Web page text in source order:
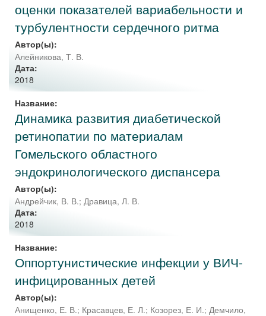
оценки показателей вариабельности и
турбулентности сердечного ритма
Автор(ы):
Алейникова, Т. В.
Дата:
2018
Название:
Динамика развития диабетической
ретинопатии по материалам
Гомельского областного
эндокринологического диспансера
Автор(ы):
Андрейчик, В. В.; Дравица, Л. В.
Дата:
2018
Название:
Оппортунистические инфекции у ВИЧ-
инфицированных детей
Автор(ы):
Анищенко, Е. В.; Красавцев, Е. Л.; Козорез, Е. И.; Демчило,